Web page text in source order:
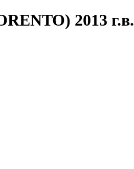
2013 г.в.